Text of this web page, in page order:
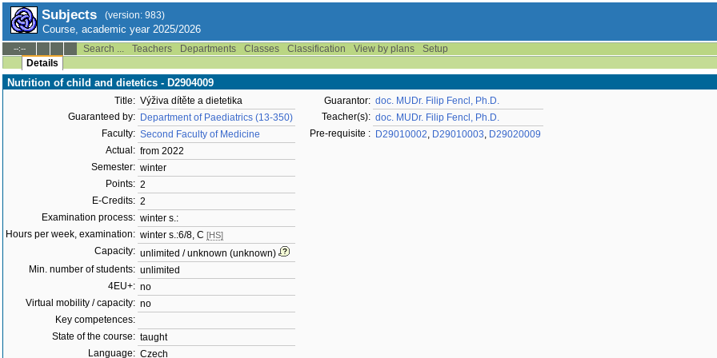
Subjects (version: 983)
Course, academic year 2025/2026
--:-- Search ... Teachers Departments Classes Classification View by plans
Setup
Details
Nutrition of child and dietetics - D2904009
Title: Výživa dítěte a dietetika
Guaranteed by: Department of Paediatrics (13-350)
Faculty: Second Faculty of Medicine
Actual: from 2022
Semester: winter
Points: 2
E-Credits: 2
Examination process: winter s.:
Hours per week, examination: winter s.:6/8, C [HS]
Capacity: unlimited / unknown (unknown)
Min. number of students: unlimited
4EU+: no
Virtual mobility / capacity: no
Key competences:
State of the course: taught
Language: Czech
Guarantor: doc. MUDr. Filip Fencl, Ph.D.
Teacher(s): doc. MUDr. Filip Fencl, Ph.D.
Pre-requisite : D29010002, D29010003, D29020009